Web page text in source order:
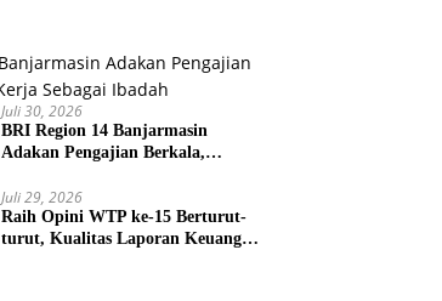
Juli 30, 2026
BRI Region 14 Banjarmasin
Adakan Pengajian Berkala,
Juli 29, 2026
Raih Opini WTP ke-15 Berturut-
turut, Kualitas Laporan Keuangan